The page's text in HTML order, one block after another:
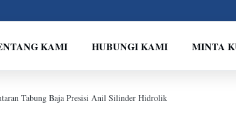
KAMI HUBUNGI KAMI MINTA
Tabung Baja Presisi Anil Silinder Hidrolik